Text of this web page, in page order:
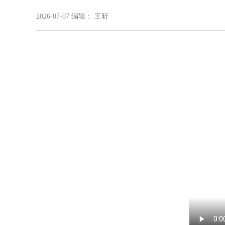
2026-07-07 编辑： 王昕